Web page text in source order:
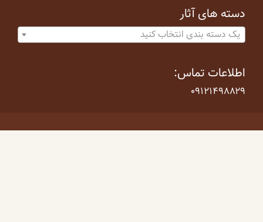
دسته های آثار
یک دسته بندی انتخاب کنید
اطلاعات تماس:
۰۹۱۲۱۴۹۸۸۲۹